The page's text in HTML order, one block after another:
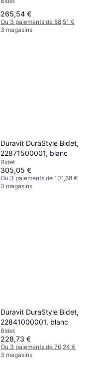
265,54 €
Ou 3 paiements de 88,51 €
3 magasins
Duravit DuraStyle Bidet,
22871500001, blanc
Bidet
305,05 €
Ou 3 paiements de 101,68 €
3 magasins
Duravit DuraStyle Bidet,
22841000001, blanc
Bidet
228,73 €
Ou 3 paiements de 76,24 €
3 magasins